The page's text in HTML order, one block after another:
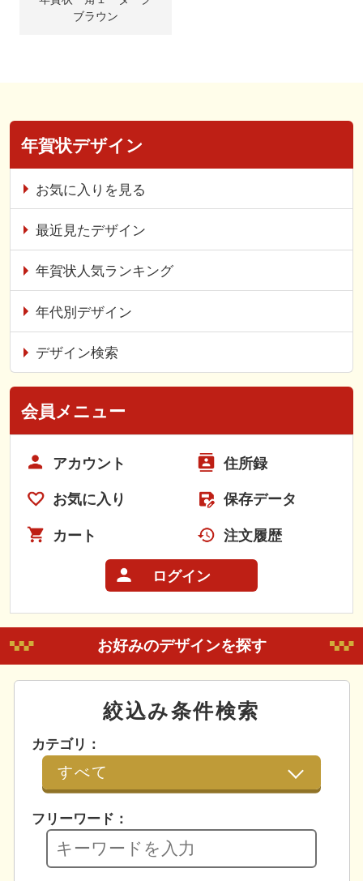
ブラウン
年賀状デザイン
お気に入りを見る
最近見たデザイン
年賀状人気ランキング
年代別デザイン
デザイン検索
会員メニュー
アカウント 住所録
お気に入り 保存データ
カート 注文履歴
ログイン
お好みのデザインを探す
絞込み条件検索
カテゴリ：
フリーワード：